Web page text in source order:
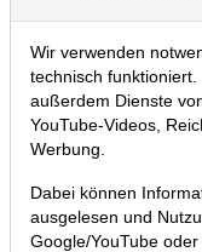
Chartanalysen
Home Blog
dank
20.10.2021 um 06:59
Wir verwenden
technisch
außerdem Dienste
YouTube-Videos,
Werbung.
Dabei können
ausgelesen und
Google/YouTube